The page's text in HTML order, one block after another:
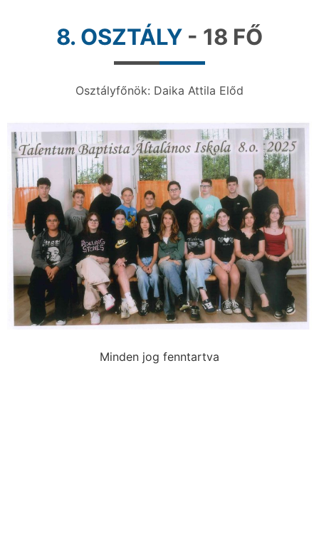
8. OSZTÁLY - 18 FŐ
Osztályfőnök: Daika Attila Előd
Minden jog fenntartva